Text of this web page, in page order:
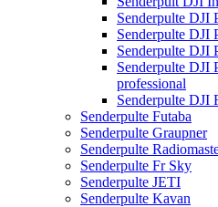
Senderpulte DJI
Senderpulte DJI
Senderpulte DJI
Senderpulte DJI
professional
Senderpulte DJI
Senderpulte Futaba
Senderpulte Graupner
Senderpulte
Senderpulte Fr Sky
Senderpulte JETI
Senderpulte Kavan